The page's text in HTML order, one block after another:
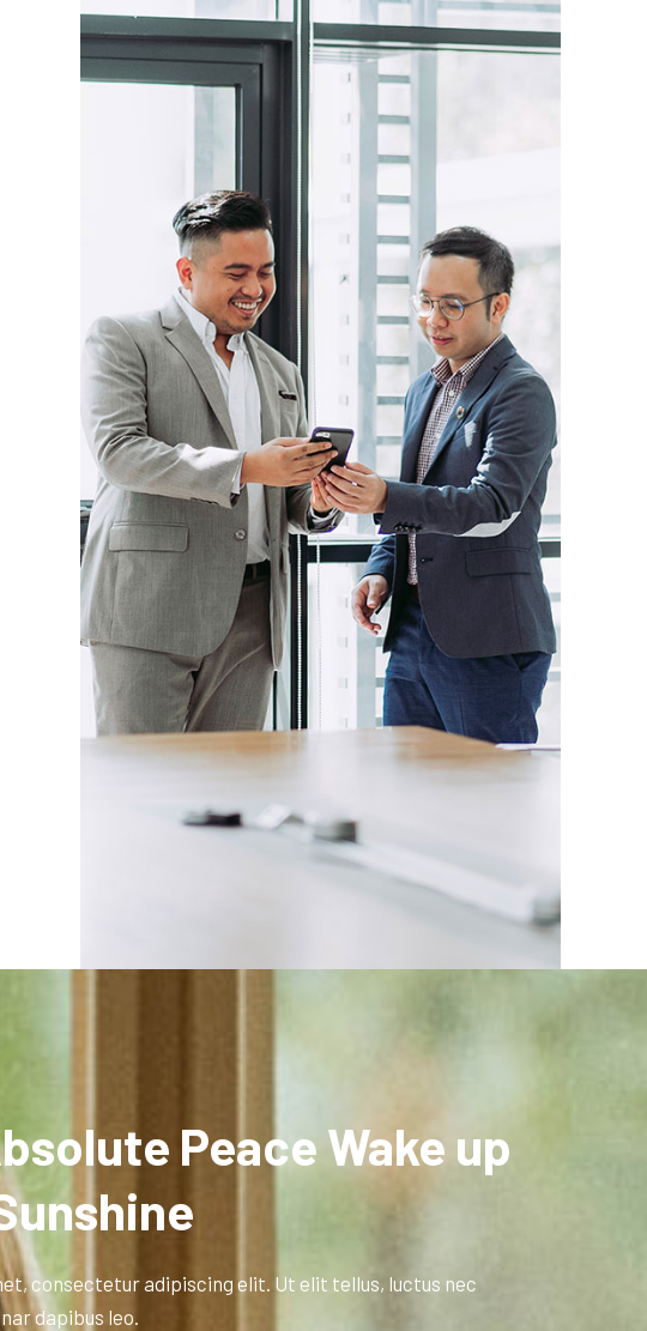
Peace Wake up
consectetur adipiscing elit. Ut elit tellus, luctus nec
dapibus leo.